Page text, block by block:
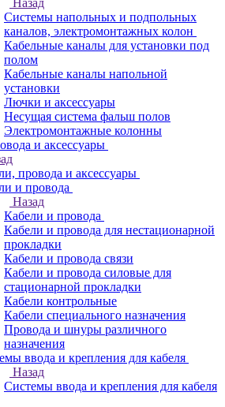
Назад
Системы напольных и подпольных
каналов, электромонтажных колон
Кабельные каналы для установки под
полом
Кабельные каналы напольной
установки
Лючки и аксессуары
Несущая система фальш полов
Электромонтажные колонны
и аксессуары
провода и аксессуары
и провода
Назад
Кабели и провода
Кабели и провода для нестационарной
прокладки
Кабели и провода связи
Кабели и провода силовые для
стационарной прокладки
Кабели контрольные
Кабели специального назначения
Провода и шнуры различного
назначения
ввода и крепления для кабеля
Назад
Системы ввода и крепления для кабеля